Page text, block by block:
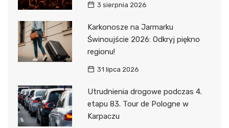
3 sierpnia 2026
Karkonosze na Jarmarku
Świnoujście 2026: Odkryj piękno
regionu!
31 lipca 2026
Utrudnienia drogowe podczas 4.
etapu 83. Tour de Pologne w
Karpaczu